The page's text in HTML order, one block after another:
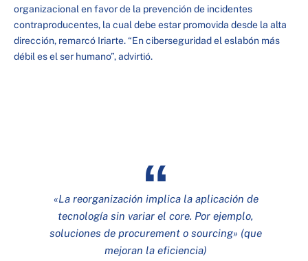
organizacional en favor de la prevención de incidentes
contraproducentes, la cual debe estar promovida desde la alta
dirección, remarcó Iriarte. “En ciberseguridad el eslabón más
débil es el ser humano”, advirtió.
«La reorganización implica la aplicación de
tecnología sin variar el core. Por ejemplo,
soluciones de procurement o sourcing» (que
mejoran la eficiencia)